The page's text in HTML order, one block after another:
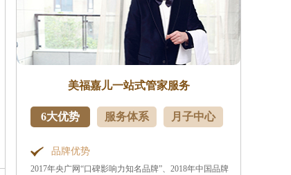
美福嘉儿一站式管家服务
6大优势 服务体系 月子中心
品牌优势
2017年央广网“口碑影响力知名品牌”、2018年中国品牌